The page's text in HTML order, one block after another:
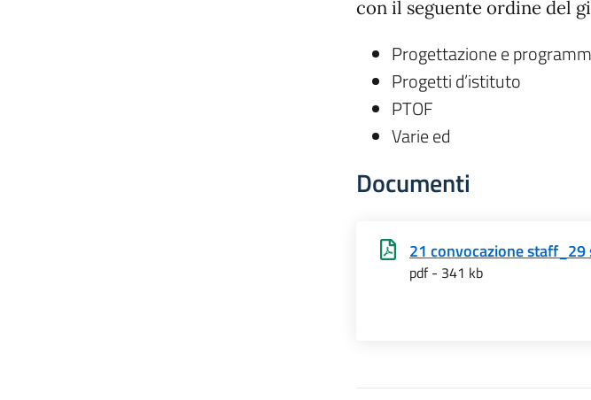
con il seguente ordine del
Progettazione e
Progetti d’istituto
PTOF
Varie ed
Documenti
21 convocazione
pdf - 341 kb